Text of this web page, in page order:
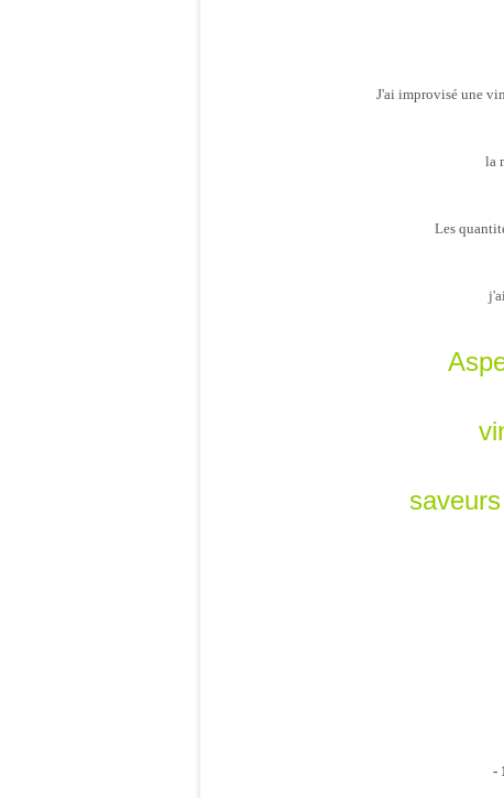
J'ai improvisé une
la
Les
-